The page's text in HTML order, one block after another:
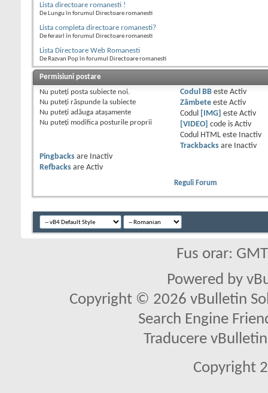
Lista directoare romanesti !
De Lungu în forumul Directoare romanesti
Lista completa directoare romanesti?
De ferasrl în forumul Directoare romanesti
Lista Directoare Web Romanesti
De Razvan Pop în forumul Directoare romanesti
Permisiuni postare
Nu puteţi posta subiecte noi.
Nu puteţi răspunde la subiecte
Nu puteţi adăuga ataşamente
Nu puteţi modifica posturile proprii
Codul BBeste Activ
Zâmbeteeste Activ
Codul
[IMG] este Activ
[VIDEO] code is Activ
Codul HTML este
Inactiv
Trackbacksare
Inactiv
Pingbacks are
Inactiv
Refbacks are Activ
Reguli Forum
Fus orar:
Powered by
Copyright © 2026 vBulletin
Search Engine
Traducere
Copyright